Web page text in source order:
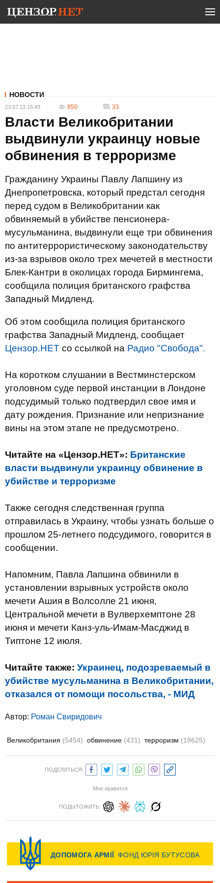
НОВОСТИ
23.07.13 15:43 850 33
Власти Великобритании
выдвинули украинцу новые
обвинения в терроризме
Гражданину Украины Павлу Лапшину из
Днепропетровска, который предстал сегодня
перед судом в Великобритании как
обвиняемый в убийстве пенсионера-
мусульманина, выдвинули еще три обвинения
по антитеррористическому законодательству
из-за взрывов около трех мечетей в местности
Блек-Кантри в околицах города Бирмингема,
сообщила полиция британского графства
Западный Мидленд.
Об этом сообщила полиция британского
графства Западный Мидленд, сообщает
Цензор.НЕТ со ссылкой на Радио "Свобода".
На коротком слушании в Вестминстерском
уголовном суде первой инстанции в Лондоне
подсудимый только подтвердил свое имя и
дату рождения. Признание или непризнание
вины на этом этапе не предусмотрено.
Читайте на «Цензор.НЕТ»: Британские
власти выдвинули украинцу обвинение в
убийстве и терроризме
Также сегодня следственная группа
отправилась в Украину, чтобы узнать больше о
прошлом 25-летнего подсудимого, говорится в
сообщении.
Напомним, Павла Лапшина обвинили в
установлении взрывных устройств около
мечети Ашия в Волсолле 21 июня,
Центральной мечети в Вулверхемптоне 28
июня и мечети Канз-уль-Имам-Масджид в
Типтоне 12 июля.
Читайте также: Украинец, подозреваемый в
убийстве мусульманина в Великобритании,
отказался от помощи посольства, - МИД
Автор: Роман Свиридович
Великобритания (5454) обвинение (431) терроризм (18625)
ПОДЕЛИТЬСЯ:
Мне нравится
ПОДЫТОЖИТЬ: